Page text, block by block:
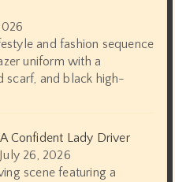
and fashion sequence
uniform with a
scarf, and black high-
Confident Lady Driver
July 26, 2026
scene featuring a